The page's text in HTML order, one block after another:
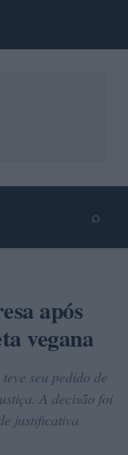
⌕
após
vegana
seu pedido de
A decisão foi
justificativa